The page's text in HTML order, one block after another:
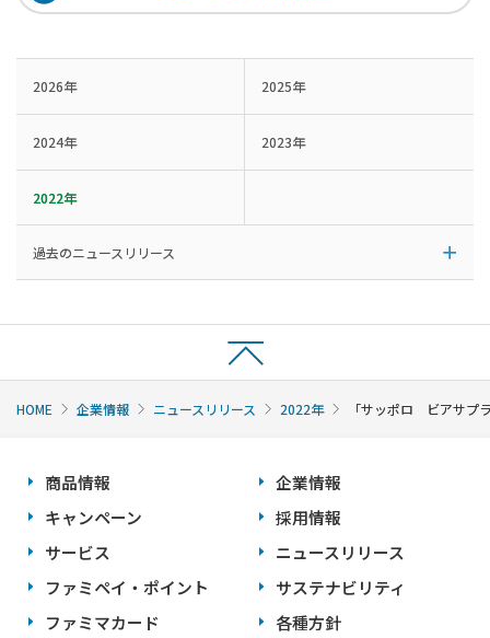
2026年 2025年
2024年 2023年
2022年
過去のニュースリリース
HOME 企業情報 ニュースリリース 2022年 「サッポロ ビアサプ
商品情報
キャンペーン
サービス
ファミペイ・ポイント
ファミマカード
企業情報
採用情報
ニュースリリース
サステナビリティ
各種方針